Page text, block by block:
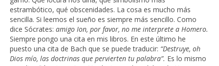
estrambótico, qué obscenidades. La cosa es mucho más
sencilla. Si leemos el sueño es siempre más sencillo. Como
dice Sócrates: amigo Ion, por favor, no me interprete a Homero.
Siempre pongo una cita en mis libros. En este último he
puesto una cita de Bach que se puede traducir: “Destruye, oh
Dios mío, las doctrinas que pervierten tu palabra”. Es lo mismo